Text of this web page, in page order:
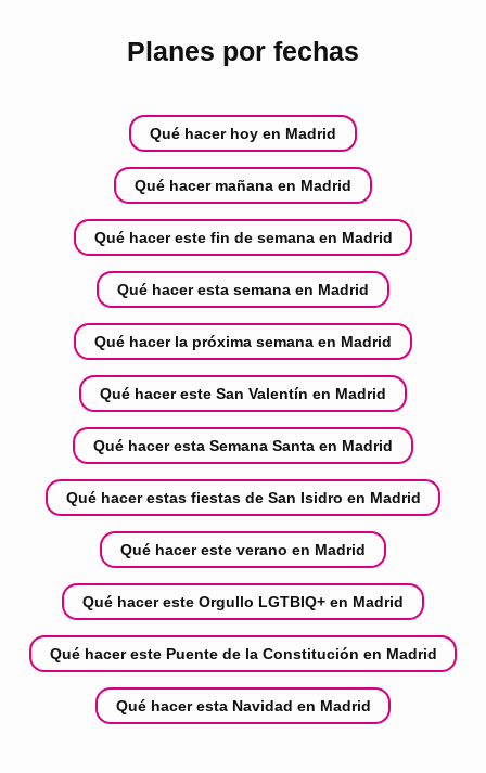
Planes por fechas
Qué hacer hoy en Madrid
Qué hacer mañana en Madrid
Qué hacer este fin de semana en Madrid
Qué hacer esta semana en Madrid
Qué hacer la próxima semana en Madrid
Qué hacer este San Valentín en Madrid
Qué hacer esta Semana Santa en Madrid
Qué hacer estas fiestas de San Isidro en Madrid
Qué hacer este verano en Madrid
Qué hacer este Orgullo LGTBIQ+ en Madrid
Qué hacer este Puente de la Constitución en Madrid
Qué hacer esta Navidad en Madrid